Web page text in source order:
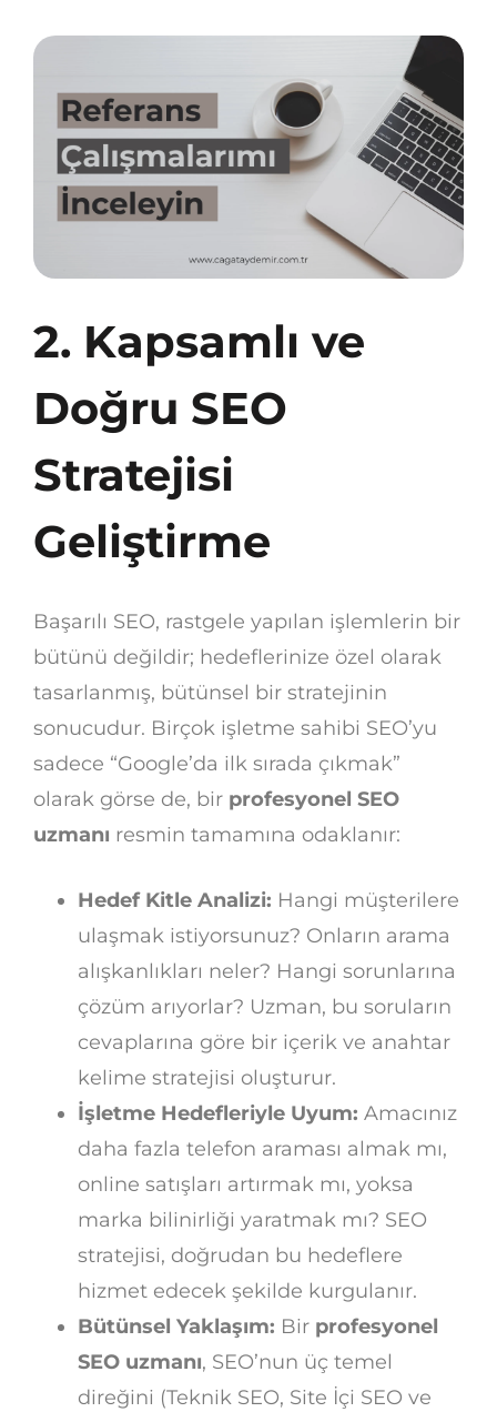
2. Kapsamlı ve
Doğru SEO
Stratejisi
Geliştirme
Başarılı SEO, rastgele yapılan işlemlerin bir
bütünü değildir; hedeflerinize özel olarak
tasarlanmış, bütünsel bir stratejinin
sonucudur. Birçok işletme sahibi SEO’yu
sadece “Google’da ilk sırada çıkmak”
olarak görse de, bir profesyonel SEO
uzmanı resmin tamamına odaklanır:
Hedef Kitle Analizi: Hangi müşterilere
ulaşmak istiyorsunuz? Onların arama
alışkanlıkları neler? Hangi sorunlarına
çözüm arıyorlar? Uzman, bu soruların
cevaplarına göre bir içerik ve anahtar
kelime stratejisi oluşturur.
İşletme Hedefleriyle Uyum: Amacınız
daha fazla telefon araması almak mı,
online satışları artırmak mı, yoksa
marka bilinirliği yaratmak mı? SEO
stratejisi, doğrudan bu hedeflere
hizmet edecek şekilde kurgulanır.
Bütünsel Yaklaşım: Bir profesyonel
SEO uzmanı, SEO’nun üç temel
direğini (Teknik SEO, Site İçi SEO ve